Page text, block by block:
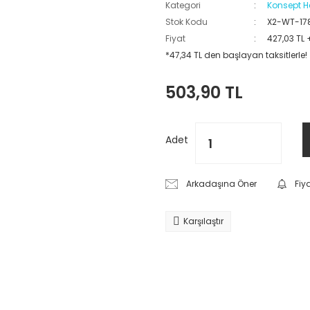
Kategori
Konsept
Stok Kodu
X2-WT-
Fiyat
427,03 TL
*47,34 TL den başlayan taksitlerle!
503,90 TL
Adet
Arkadaşına Öner
Karşılaştır